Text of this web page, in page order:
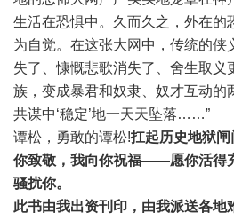
生活在恐惧中。久而久之，外在的
为自觉。在这张大网中，传统的侠
失了、慷慨悲歌消失了、舍生取义
族，变成暴君和奴隶、奴才互动的
共谋中‘稳定’地一天天坠落……”
谭松，勇敢的谭松!扛起历史地狱
你致敬，我向你祝福——愿你活得
骚扰你。
此书由我出资刊印，由我派送各地